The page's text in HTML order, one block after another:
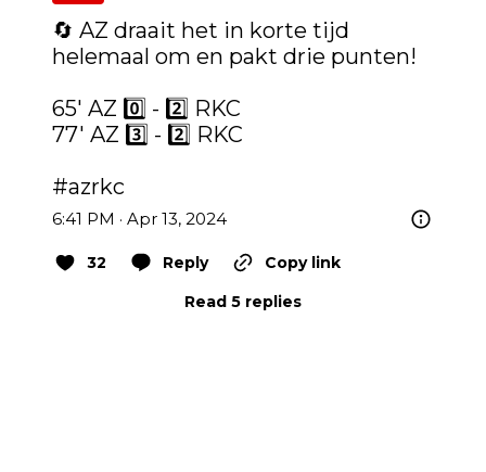
🔄 AZ draait het in korte tijd
helemaal om en pakt drie punten!
65' AZ 0️⃣ - 2️⃣ RKC
77' AZ 3️⃣ - 2️⃣ RKC
#azrkc
6:41 PM · Apr 13, 2024
32 Reply
Copy link
Read 5 replies